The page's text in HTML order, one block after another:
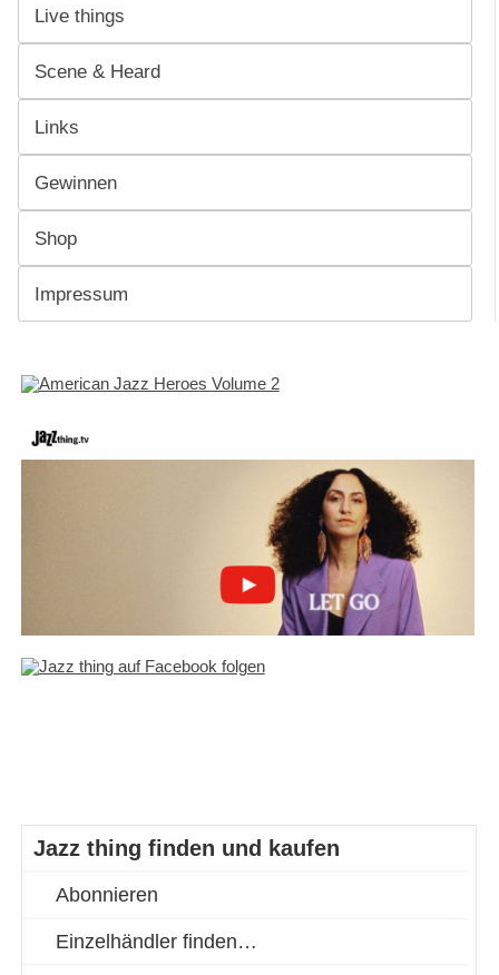
Live things
Scene & Heard
Links
Gewinnen
Shop
Impressum
Jazz thing finden und kaufen
Abonnieren
Einzelhändler finden…